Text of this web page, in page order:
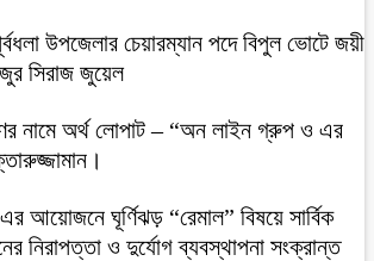
উপজেলার চেয়ারম্যান পদে বিপুল ভোটে জয়ী
সিরাজ জুয়েল
নামে অর্থ লোপাট – “অন লাইন গ্রুপ ও এর
এর আয়োজনে ঘূর্ণিঝড় “রেমাল” বিষয়ে সার্বিক
নিরাপত্তা ও দুর্যোগ ব্যবস্থাপনা সংক্রান্ত